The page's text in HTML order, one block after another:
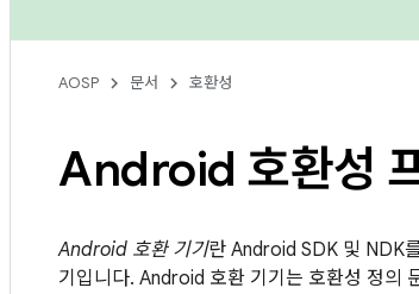
AOSP 문서 호환성
Android 호환성
Android 호환 기기란 Android SDK 및 NDK
기입니다. Android 호환 기기는 호환성 정의